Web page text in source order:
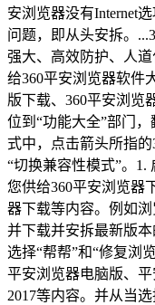
安浏览器没有Internet
问题，即从头安拆。
强大、高效防护、人
给360平安浏览器软件
版下载、360平安浏览
位到“功能大全”部门
式中，点击箭头所指
“切换兼容性模式”。1.
您供给360平安浏览器
器下载等内容。例如
并下载并安拆最新版
选择“帮帮”和“修复浏
平安浏览器电脑版、
2017等内容。并从当